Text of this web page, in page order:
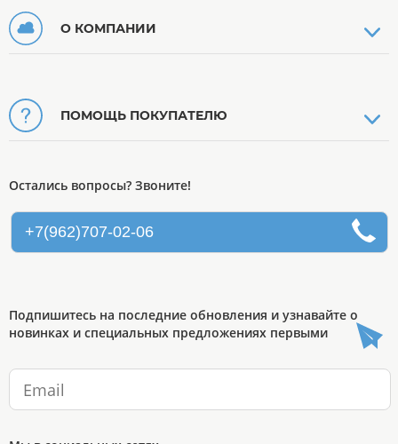
О КОМПАНИИ
ПОМОЩЬ ПОКУПАТЕЛЮ
Остались вопросы? Звоните!
+7(962)707-02-06
Подпишитесь на последние обновления и узнавайте о
новинках и специальных предложениях первыми